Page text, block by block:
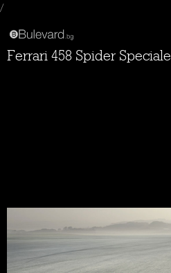
/
Ferrari 458 Spider Speciale